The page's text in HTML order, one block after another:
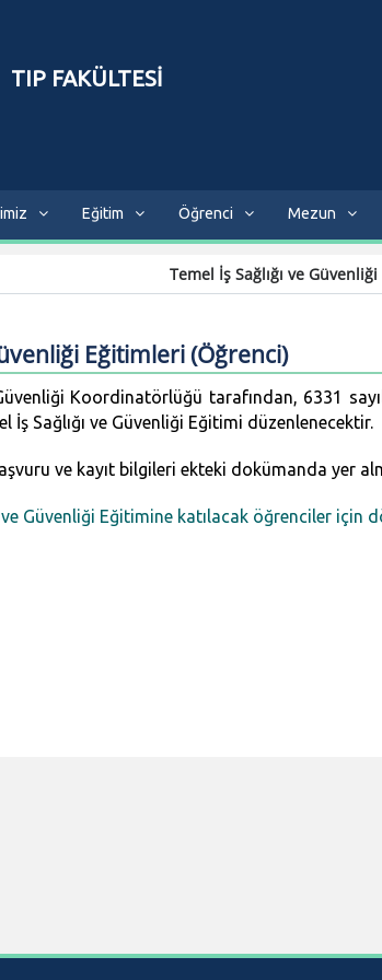
TIP FAKÜLTESİ
Eğitim Öğrenci Mezun
Temel İş Sağlığı ve
Eğitimleri (Öğrenci)
Koordinatörlüğü tarafından, 6331
İş Sağlığı ve Güvenliği Eğitimi düzenlenecektir.
ve kayıt bilgileri ekteki dokümanda yer
ve Güvenliği Eğitimine katılacak öğrenciler için